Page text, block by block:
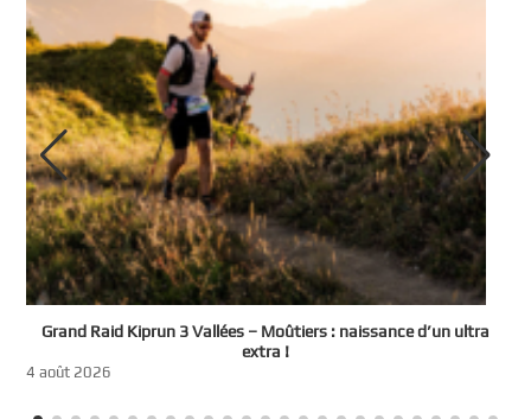
Grand Raid Kiprun 3 Vallées – Moûtiers : naissance d’un ultra
extra !
4 août 2026